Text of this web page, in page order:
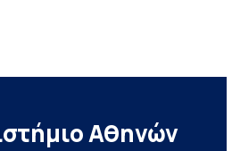
Αθηνών